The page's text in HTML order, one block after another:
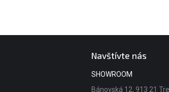
Navštívte nás
SHOWROOM
Bánovská 12, 913 21